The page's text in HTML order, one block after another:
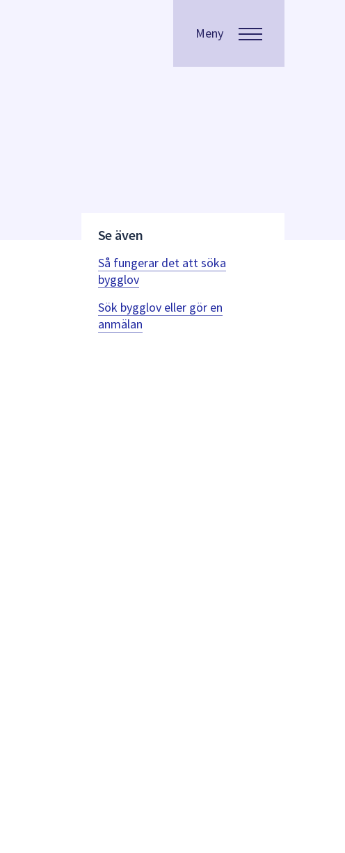
Meny
Se även
Så fungerar det att söka
bygglov
Sök bygglov eller gör en
anmälan